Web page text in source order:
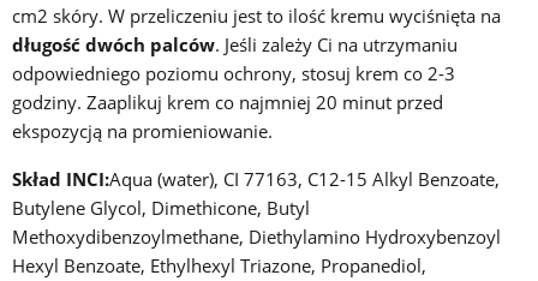
cm2 skóry. W przeliczeniu jest to ilość kremu wyciśnięta na
długość dwóch palców. Jeśli zależy Ci na utrzymaniu
odpowiedniego poziomu ochrony, stosuj krem co 2-3
godziny. Zaaplikuj krem co najmniej 20 minut przed
ekspozycją na promieniowanie.
Skład INCI:Aqua (water), CI 77163, C12-15 Alkyl Benzoate,
Butylene Glycol, Dimethicone, Butyl
Methoxydibenzoylmethane, Diethylamino Hydroxybenzoyl
Hexyl Benzoate, Ethylhexyl Triazone, Propanediol,